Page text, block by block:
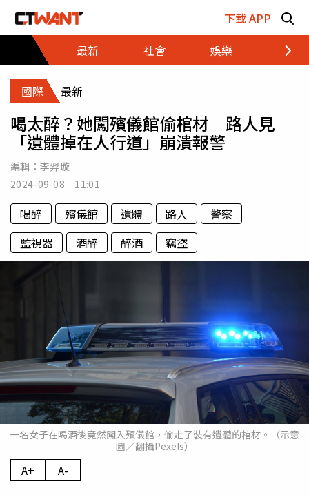
下載 APP
最新
社會 娛樂 財經
國際 最新
喝太醉？她闖殯儀館偷棺材 路人見
「遺體掉在人行道」崩潰報警
編輯： 李羿璇
2024-09-08 11:01
喝醉 殯儀館 遺體 路人
警察
監視器
酒醉 醉酒 竊盜
一名女子在喝酒後竟然闖入殯儀館，偷走了裝有遺體的棺材。（示意
圖／翻攝Pexels）
A+ A-